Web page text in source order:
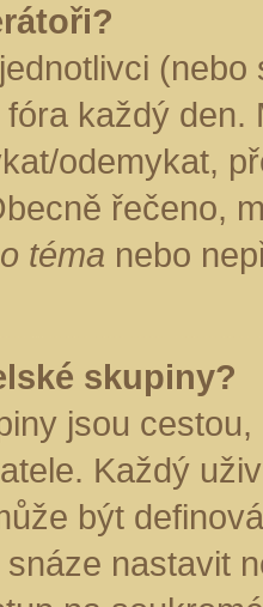
každý
odemykat,
řečeno,
téma nebo
skupiny?
jsou
Každý
být
nastavit